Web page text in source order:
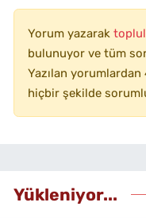
Yorum yazarak
bulunuyor ve tüm
Yazılan
hiçbir şekilde
Yükleniyor...